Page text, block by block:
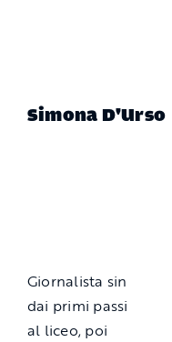
Simona D'Urso
Giornalista sin
dai primi passi
al liceo, poi